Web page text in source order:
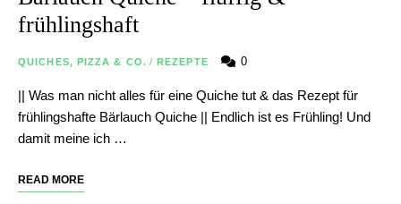
frühlingshaft
QUICHES, PIZZA & CO. / REZEPTE 0
|| Was man nicht alles für eine Quiche tut & das Rezept für
frühlingshafte Bärlauch Quiche || Endlich ist es Frühling! Und
damit meine ich …
READ MORE